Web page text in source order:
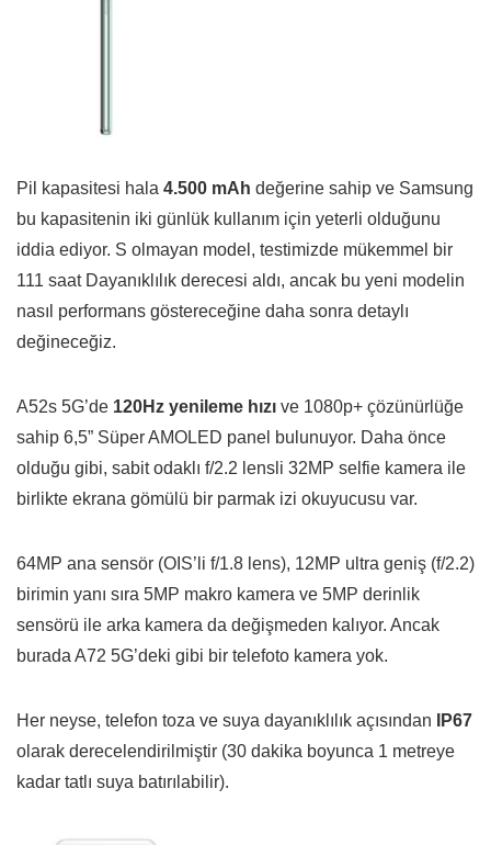
Pil kapasitesi hala 4.500 mAh değerine sahip ve Samsung
bu kapasitenin iki günlük kullanım için yeterli olduğunu
iddia ediyor. S olmayan model, testimizde mükemmel bir
111 saat Dayanıklılık derecesi aldı, ancak bu yeni modelin
nasıl performans göstereceğine daha sonra detaylı
değineceğiz.
A52s 5G’de 120Hz yenileme hızı ve 1080p+ çözünürlüğe
sahip 6,5” Süper AMOLED panel bulunuyor. Daha önce
olduğu gibi, sabit odaklı f/2.2 lensli 32MP selfie kamera ile
birlikte ekrana gömülü bir parmak izi okuyucusu var.
64MP ana sensör (OIS’li f/1.8 lens), 12MP ultra geniş (f/2.2)
birimin yanı sıra 5MP makro kamera ve 5MP derinlik
sensörü ile arka kamera da değişmeden kalıyor. Ancak
burada A72 5G’deki gibi bir telefoto kamera yok.
Her neyse, telefon toza ve suya dayanıklılık açısından
IP67
olarak derecelendirilmiştir (30 dakika boyunca 1 metreye
kadar tatlı suya batırılabilir).